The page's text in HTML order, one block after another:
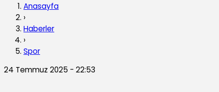
Anasayfa
›
Haberler
›
Spor
24 Temmuz 2025 - 22:53